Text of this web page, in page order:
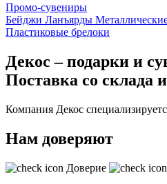
Промо-сувениры
Бейджи Ланъярды
Пластиковые брелоки
Декос – подарки и
Поставка со склада
Компания Декос
Нам доверяют
Доверие